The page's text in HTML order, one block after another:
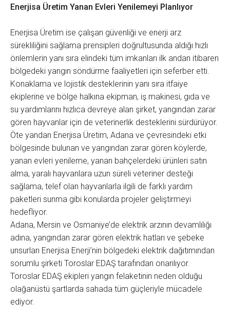
Enerjisa Üretim Yanan Evleri Yenilemeyi Planlıyor
Enerjisa Üretim ise çalışan güvenliği ve enerji arz
sürekliliğini sağlama prensipleri doğrultusunda aldığı hızlı
önlemlerin yanı sıra elindeki tüm imkanları ilk andan itibaren
bölgedeki yangın söndürme faaliyetleri için seferber etti.
Konaklama ve lojistik desteklerinin yanı sıra itfaiye
ekiplerine ve bölge halkına ekipman, iş makinesi, gıda ve
su yardımlarını hızlıca devreye alan şirket, yangından zarar
gören hayvanlar için de veterinerlik desteklerini sürdürüyor.
Öte yandan Enerjisa Üretim, Adana ve çevresindeki etki
bölgesinde bulunan ve yangından zarar gören köylerde,
yanan evleri yenileme, yanan bahçelerdeki ürünleri satın
alma, yaralı hayvanlara uzun süreli veteriner desteği
sağlama, telef olan hayvanlarla ilgili de farklı yardım
paketleri sunma gibi konularda projeler geliştirmeyi
hedefliyor.
Adana, Mersin ve Osmaniye’de elektrik arzının devamlılığı
adına, yangından zarar gören elektrik hatları ve şebeke
unsurları Enerjisa Enerji’nin bölgedeki elektrik dağıtımından
sorumlu şirketi Toroslar EDAŞ tarafından onarılıyor.
Toroslar EDAŞ ekipleri yangın felaketinin neden olduğu
olağanüstü şartlarda sahada tüm güçleriyle mücadele
ediyor.